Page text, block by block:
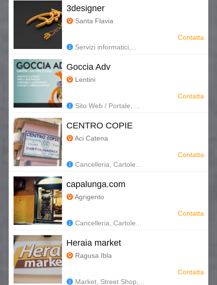
3designer
Santa Flavia
Servizi informatici,...
Contatta
Goccia Adv
Lentini
Sito Web / Portale, ...
Contatta
CENTRO COPIE
Aci Catena
Cancelleria, Cartole...
Contatta
capalunga.com
Agrigento
Cancelleria, Cartole...
Contatta
Heraia market
Ragusa Ibla
Market, Street Shop,...
Contatta